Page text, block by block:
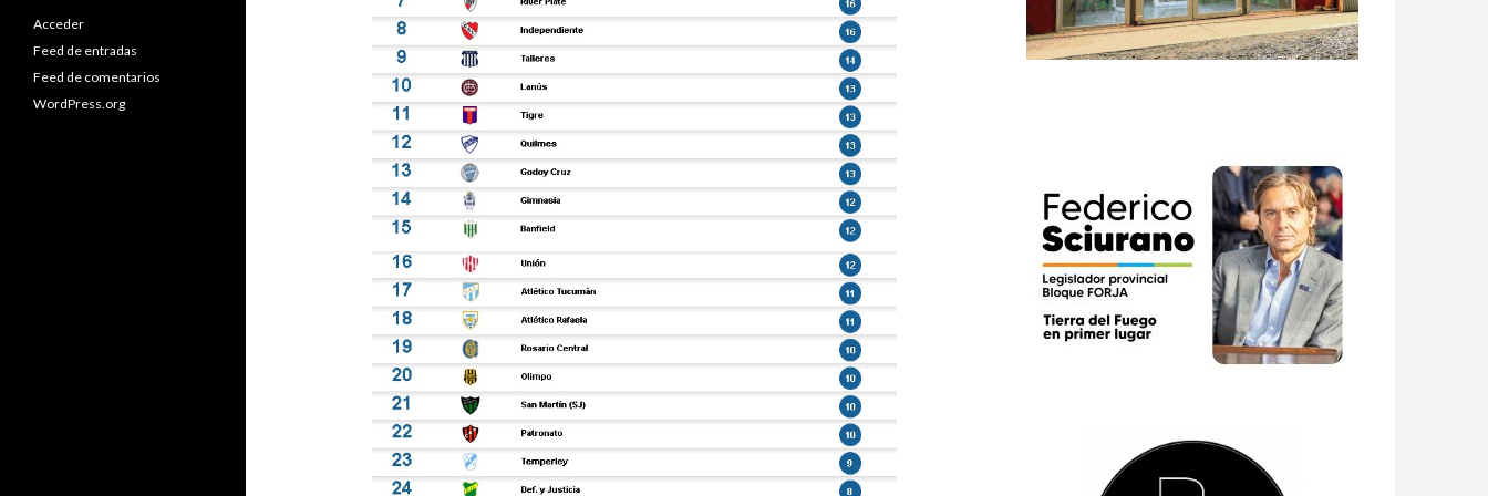
Acceder
Feed de entradas
Feed de comentarios
WordPress.org